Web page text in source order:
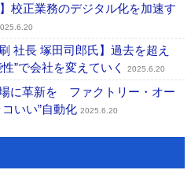
校正業務のデジタル化を加速す
社長 塚田司郎氏】過去を超え
”で会社を変えていく
2025.6.20
に革新を ファクトリー・オー
いい”自動化 2025.6.20